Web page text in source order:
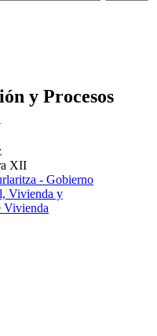
y Procesos
XII
- Gobierno
Vivienda y
Vivienda